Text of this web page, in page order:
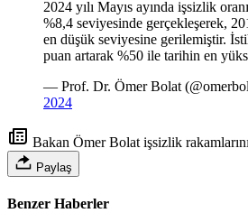
2024 yılı Mayıs ayında işsizlik
%8,4 seviyesinde gerçekleşerek,
en düşük seviyesine gerilemiştir.
puan artarak %50 ile tarihin en
— Prof. Dr. Ömer Bolat
2024
Bakan Ömer Bolat işsizlik
Paylaş
Benzer Haberler